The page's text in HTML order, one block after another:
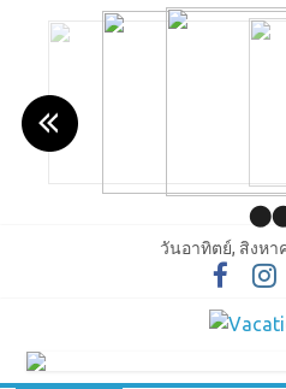
วันอาทิตย์, สิงหา